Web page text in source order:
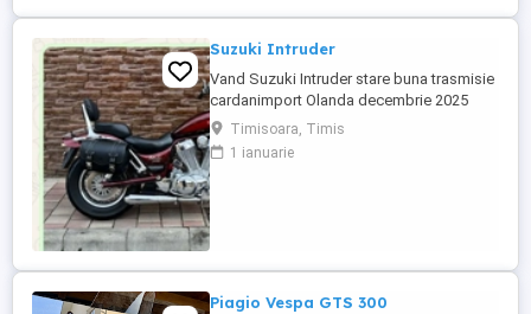
Suzuki Intruder
Vand Suzuki Intruder stare buna trasmisie
cardanimport Olanda decembrie 2025
inmatriculat RO IN FEBRUARIE Nu raspund
la mesaje.Schimb cu ATV plus sau minus
diferenta
Timisoara, Timis
1 ianuarie
Piagio Vespa GTS 300